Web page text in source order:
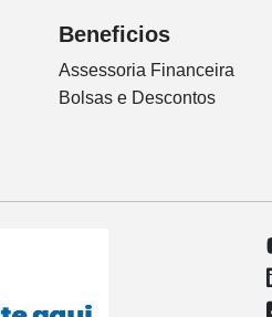
Beneficios
Assessoria Financeira
Bolsas e Descontos